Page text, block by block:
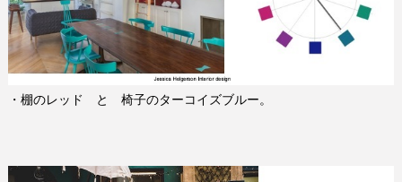
・棚のレッド と 椅子のターコイズブルー。